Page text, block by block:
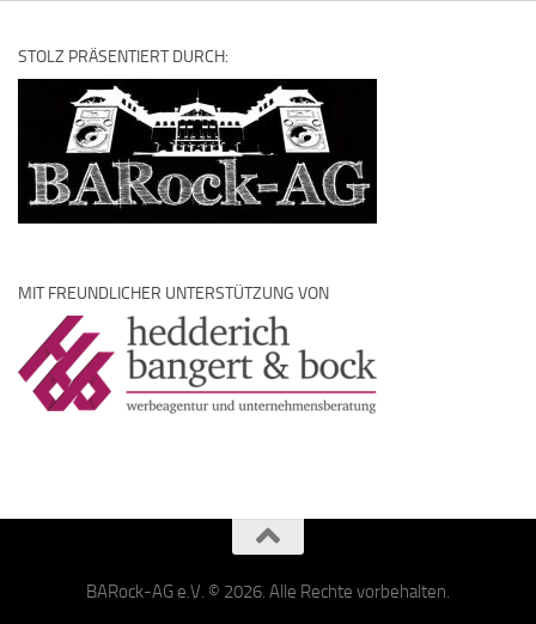
STOLZ PRÄSENTIERT DURCH:
MIT FREUNDLICHER UNTERSTÜTZUNG VON
BARock-AG e.V. © 2026. Alle Rechte vorbehalten.